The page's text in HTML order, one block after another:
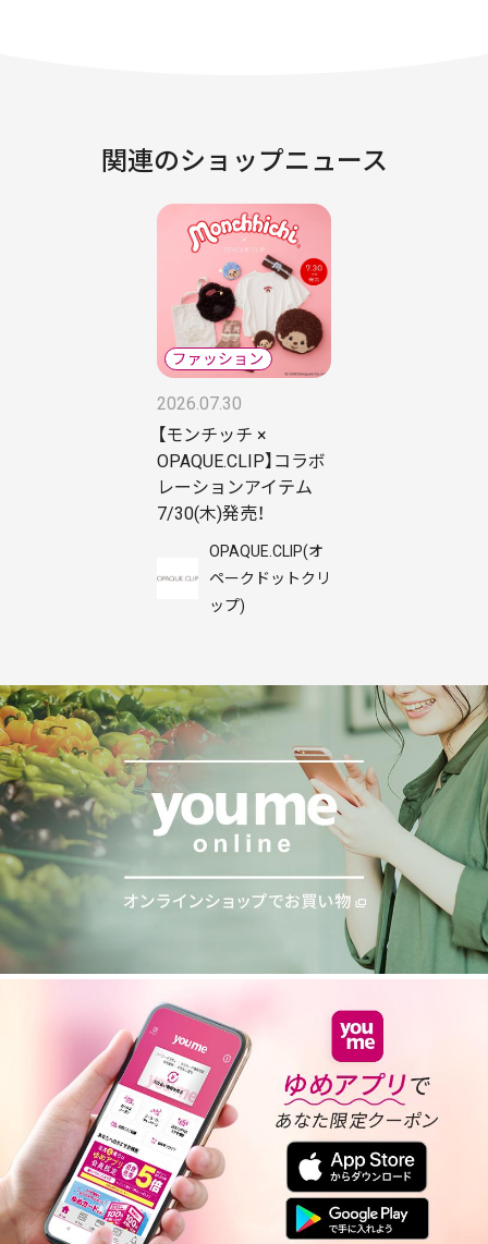
関連のショップニュース
2026.07.30
【モンチッチ ×
OPAQUE.CLIP】コラボ
レーションアイテム
7/30(木)発売！
OPAQUE.CLIP(オ
ペークドットクリ
ップ)